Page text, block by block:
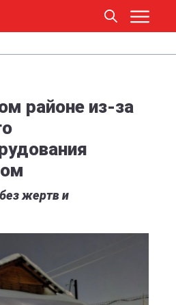
районе из-за
жертв и